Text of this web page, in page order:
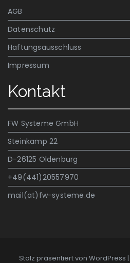
AGB
Datenschutz
Haftungsausschluss
Impressum
Kontakt
FW Systeme GmbH
Steinkamp 22
D-26125 Oldenburg
+49(441)20557970
mail(at)fw-systeme.de
Stolz präsentiert von WordPress |